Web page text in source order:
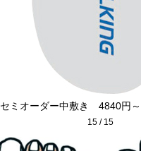
セミオーダー中敷き 4840円～
15/ 15